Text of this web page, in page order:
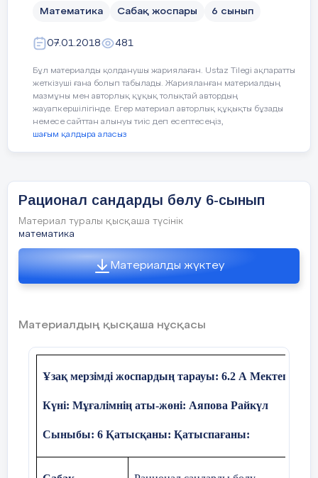
жұмыс
Жеке жұмыс.
ә) Оқушыларды түгендеу
Оқушыларды қиынды қағазды
оң, бүтін, бөлшек сандар болып
Алтын ереже құру қажеттігі туралы
қадам»
тексеру
Сұрақ-жауап
тақырыпты
оқушылардан
Өткен
Математика Сабақ жоспары 6 сынып
07.01.2018 481
Бұл материалды қолданушы жариялаған. Ustaz Tilegi ақпаратты
жеткізуші ғана болып табылады. Жарияланған материалдың
мазмұны мен авторлық құқық толықтай автордың
жауапкершілігінде. Егер материал авторлық құқықты бұзады
немесе сайттан алынуы тиіс деп есептесеңіз,
шағым қалдыра аласыз
Рационал сандарды бөлу 6-сынып
Материал туралы қысқаша түсінік
математика
Материалды жүктеу
Материалдың қысқаша нұсқасы
Ұзақ мерзімді жоспардың тарауы: 6.2 А Мектеп:
Күні: Мұғалімнің аты-жөні: Аяпова Райкүл
Сыныбы: 6 Қатысқаны: Қатыспағаны: